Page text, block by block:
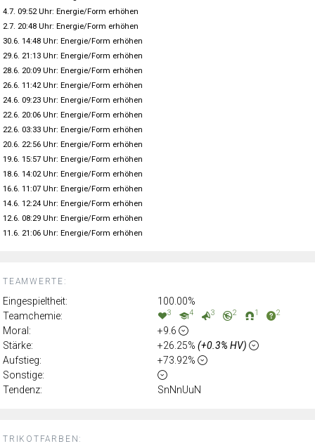
TRIKOTFARBEN:
TEAMWERTE:
Eingespieltheit:
100.00%
Teamchemie:
3 4 3 2 1 2
Moral:
+9.6
Stärke:
+26.25% (+0.3% HV)
Aufstieg:
+73.92%
Sonstige:
Tendenz:
SnNnUuN
4.7. 09:52 Uhr: Energie/Form erhöhen
2.7. 20:48 Uhr: Energie/Form erhöhen
30.6. 14:48 Uhr: Energie/Form erhöhen
29.6. 21:13 Uhr: Energie/Form erhöhen
28.6. 20:09 Uhr: Energie/Form erhöhen
26.6. 11:42 Uhr: Energie/Form erhöhen
24.6. 09:23 Uhr: Energie/Form erhöhen
22.6. 20:06 Uhr: Energie/Form erhöhen
22.6. 03:33 Uhr: Energie/Form erhöhen
20.6. 22:56 Uhr: Energie/Form erhöhen
19.6. 15:57 Uhr: Energie/Form erhöhen
18.6. 14:02 Uhr: Energie/Form erhöhen
16.6. 11:07 Uhr: Energie/Form erhöhen
14.6. 12:24 Uhr: Energie/Form erhöhen
12.6. 08:29 Uhr: Energie/Form erhöhen
11.6. 21:06 Uhr: Energie/Form erhöhen